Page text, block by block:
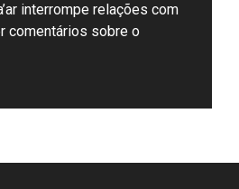
interrompe relações com
comentários sobre o